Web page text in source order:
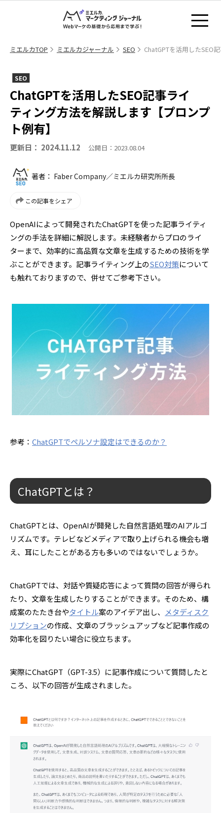
ミエルカTOP ミエルカジャーナル SEO ChatGPTを活用したSEO
SEO
ChatGPTを活用したSEO記事ライ
ティング方法を解説します【プロンプ
ト例有】
更新日： 2024.11.12 公開日：2023.08.04
著者： Faber Company／ミエルカ研究所所長
この記事をシェア
OpenAIによって開発されたChatGPTを使った記事ライティ
ングの手法を詳細に解説します。未経験者からプロのライ
ターまで、効率的に高品質な文章を生成するための技術を学
ぶことができます。記事ライティング上のSEO対策について
も触れておりますので、併せてご参考下さい。
参考： ChatGPTでペルソナ設定はできるのか？
ChatGPTとは？
ChatGPTとは、OpenAIが開発した自然言語処理のAIアルゴ
リズムです。テレビなどメディアで取り上げられる機会も増
え、耳にしたことがある方も多いのではないでしょうか。
ChatGPTでは、対話や質疑応答によって質問の回答が得られ
たり、文章を生成したりすることができます。そのため、構
成案のたたき台やタイトル案のアイデア出し、
メタディスク
リプションの作成、文章のブラッシュアップなど記事作成の
効率化を図りたい場合に役立ちます。
実際にChatGPT（GPT-3.5）に記事作成について質問したと
ころ、以下の回答が生成されました。